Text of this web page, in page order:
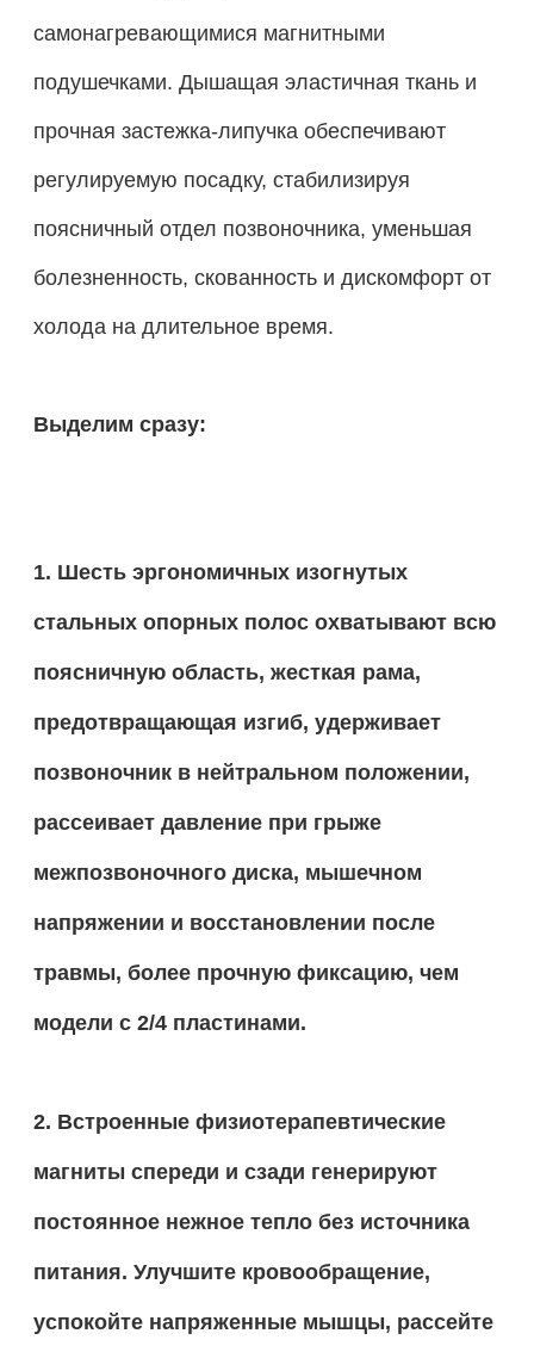
самонагревающимися магнитными
подушечками. Дышащая эластичная ткань и
прочная застежка-липучка обеспечивают
регулируемую посадку, стабилизируя
поясничный отдел позвоночника, уменьшая
болезненность, скованность и дискомфорт от
холода на длительное время.
Выделим сразу:
1. Шесть эргономичных изогнутых
стальных опорных полос охватывают всю
поясничную область, жесткая рама,
предотвращающая изгиб, удерживает
позвоночник в нейтральном положении,
рассеивает давление при грыже
межпозвоночного диска, мышечном
напряжении и восстановлении после
травмы, более прочную фиксацию, чем
модели с 2/4 пластинами.
2. Встроенные физиотерапевтические
магниты спереди и сзади генерируют
постоянное нежное тепло без источника
питания. Улучшите кровообращение,
успокойте напряженные мышцы, рассейте